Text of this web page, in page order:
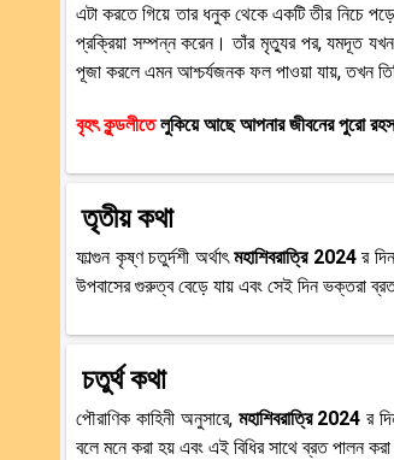
এটা করতে গিয়ে তার ধনুক থেকে একটি তীর নিচে
প্রক্রিয়া সম্পন্ন করেন। তাঁর মৃত্যুর পর, যমদূত যখন
পূজা করলে এমন আশ্চর্যজনক ফল পাওয়া যায়, তখন
বৃহৎ কুন্ডলীতেলুকিয়ে আছে আপনার জীবনের পুরো
তৃতীয় কথা
ফাল্গুন কৃষ্ণ চতুর্দশী অর্থাৎমহাশিবরাত্রি 2024র
উপবাসের গুরুত্ব বেড়ে যায় এবং সেই দিন ভক্তরা
চতুর্থ কথা
পৌরাণিক কাহিনী অনুসারে,মহাশিবরাত্রি 2024র
বলে মনে করা হয় এবং এই বিধির সাথে ব্রত পালন